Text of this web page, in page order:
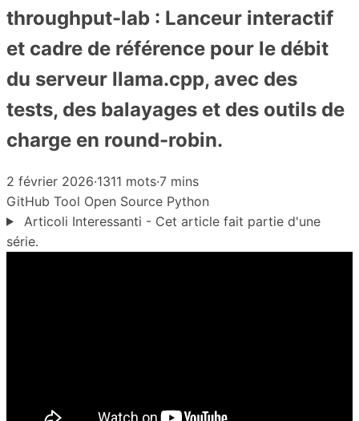
throughput-lab : Lanceur interactif
et cadre de référence pour le débit
du serveur llama.cpp, avec des
tests, des balayages et des outils de
charge en round-robin.
2 février 2026·1311 mots·7 mins
GitHub Tool Open Source Python
Articoli Interessanti - Cet article fait partie d'une
série.